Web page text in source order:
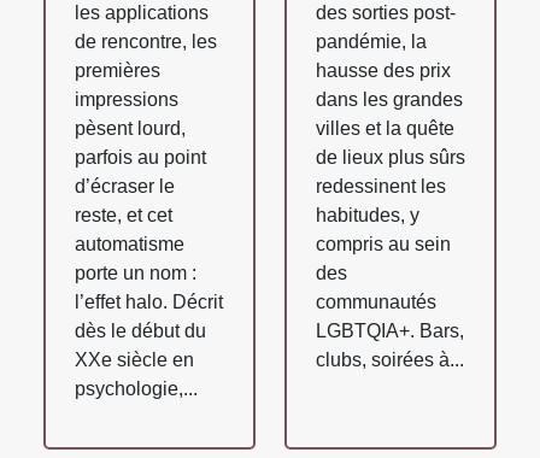
les applications
de rencontre, les
premières
impressions
pèsent lourd,
parfois au point
d’écraser le
reste, et cet
automatisme
porte un nom :
l’effet halo. Décrit
dès le début du
XXe siècle en
psychologie,...
des sorties post-
pandémie, la
hausse des prix
dans les grandes
villes et la quête
de lieux plus sûrs
redessinent les
habitudes, y
compris au sein
des
communautés
LGBTQIA+. Bars,
clubs, soirées à...